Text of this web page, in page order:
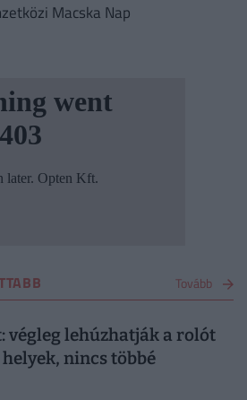
Macska Nap
Tovább
végleg lehúzhatják a rolót
nincs többé